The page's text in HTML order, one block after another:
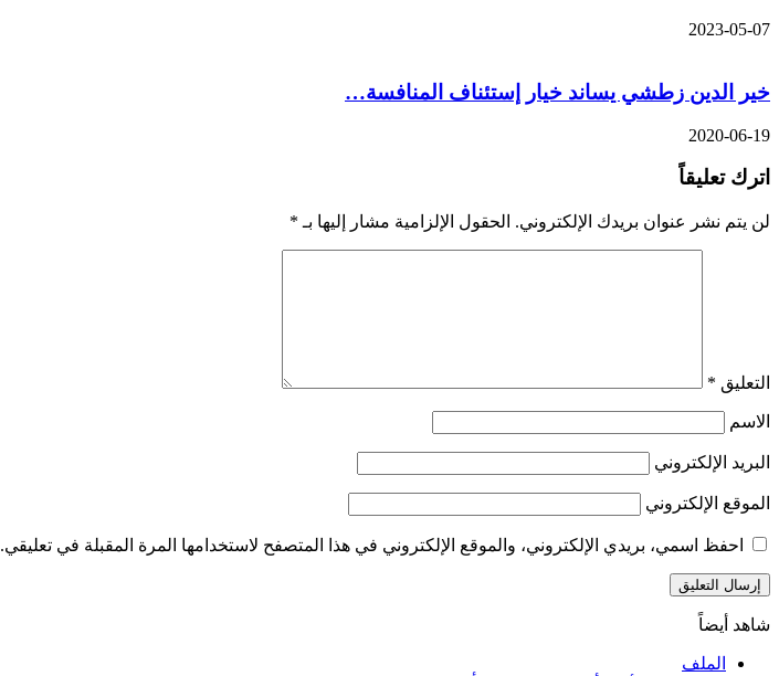
2023-05-07
خير الدين زطشي يساند خيار إستئناف المنافسة…
2020-06-19
اترك تعليقاً
لن يتم نشر عنوان بريدك الإلكتروني. الحقول الإلزامية مشار إليها بـ *
التعليق *
الاسم
البريد الإلكتروني
الموقع الإلكتروني
احفظ اسمي، بريدي الإلكتروني، والموقع الإلكتروني في هذا المتصفح لاستخدامها المرة المقبلة في تعليقي.
شاهد أيضاً
الملف